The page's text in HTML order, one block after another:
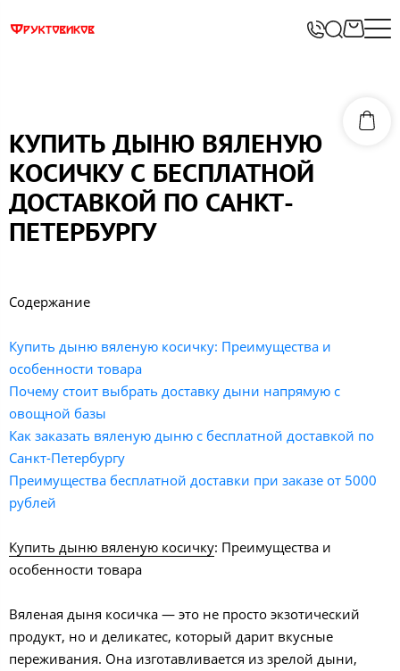
КУПИТЬ ДЫНЮ ВЯЛЕНУЮ
КОСИЧКУ С БЕСПЛАТНОЙ
ДОСТАВКОЙ ПО САНКТ-
ПЕТЕРБУРГУ
Содержание
Купить дыню вяленую косичку: Преимущества и
особенности товара
Почему стоит выбрать доставку дыни напрямую с
овощной базы
Как заказать вяленую дыню с бесплатной доставкой по
Санкт-Петербургу
Преимущества бесплатной доставки при заказе от 5000
рублей
Купить дыню вяленую косичку: Преимущества и
особенности товара
Вяленая дыня косичка — это не просто экзотический
продукт, но и деликатес, который дарит вкусные
переживания. Она изготавливается из зрелой дыни,